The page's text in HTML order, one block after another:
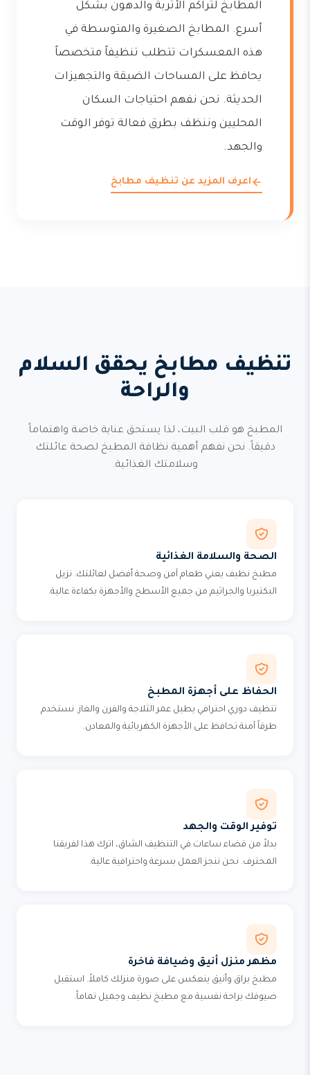
المطابخ لتراكم الأتربة والدهون بشكل
أسرع. المطابخ الصغيرة والمتوسطة في
هذه المعسكرات تتطلب تنظيفاً متخصصاً
يحافظ على المساحات الضيقة والتجهيزات
الحديثة. نحن نفهم احتياجات السكان
المحليين وننظف بطرق فعالة توفر الوقت
والجهد.
اعرف المزيد عن تنظيف مطابخ
تنظيف مطابخ يحقق السلام
والراحة
المطبخ هو قلب البيت، لذا يستحق عناية خاصة واهتماماً
دقيقاً. نحن نفهم أهمية نظافة المطبخ لصحة عائلتك
وسلامتك الغذائية.
الصحة والسلامة الغذائية
مطبخ نظيف يعني طعام آمن وصحة أفضل لعائلتك. نزيل
البكتيريا والجراثيم من جميع الأسطح والأجهزة بكفاءة عالية.
الحفاظ على أجهزة المطبخ
تنظيف دوري احترافي يطيل عمر الثلاجة والفرن والغاز. نستخدم
طرقاً آمنة تحافظ على الأجهزة الكهربائية والمعادن.
توفير الوقت والجهد
بدلاً من قضاء ساعات في التنظيف الشاق، اترك هذا لفريقنا
المحترف. نحن ننجز العمل بسرعة واحترافية عالية.
مظهر منزل أنيق وضيافة فاخرة
مطبخ براق وأنيق ينعكس على صورة منزلك كاملاً. استقبل
ضيوفك براحة نفسية مع مطبخ نظيف وجميل تماماً.